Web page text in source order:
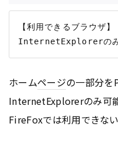
【利用できるブラウザ】
ホームページの一部分を
InternetExplorerのみ可
FireFoxでは利用できな